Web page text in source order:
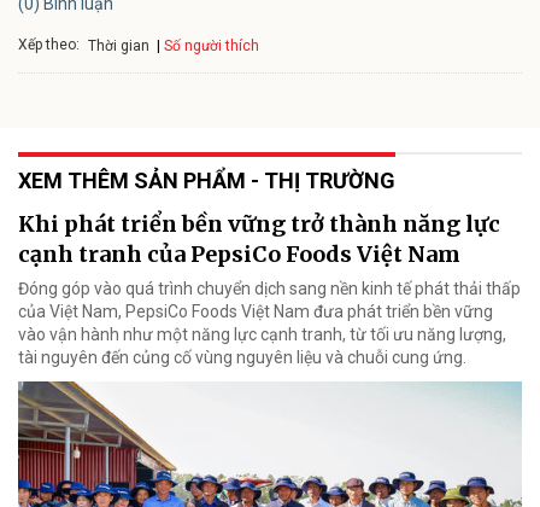
Xếp theo: Thời gian Số người thích
XEM THÊM SẢN PHẨM - THỊ TRƯỜNG
Khi phát triển bền vững trở thành năng lực
cạnh tranh của PepsiCo Foods Việt Nam
Đóng góp vào quá trình chuyển dịch sang nền kinh tế phát thải thấp
của Việt Nam, PepsiCo Foods Việt Nam đưa phát triển bền vững
vào vận hành như một năng lực cạnh tranh, từ tối ưu năng lượng,
tài nguyên đến củng cố vùng nguyên liệu và chuỗi cung ứng.